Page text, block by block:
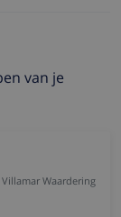
van je
Waardering